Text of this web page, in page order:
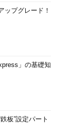
ップグレード！
」の基礎知
板”設定パート